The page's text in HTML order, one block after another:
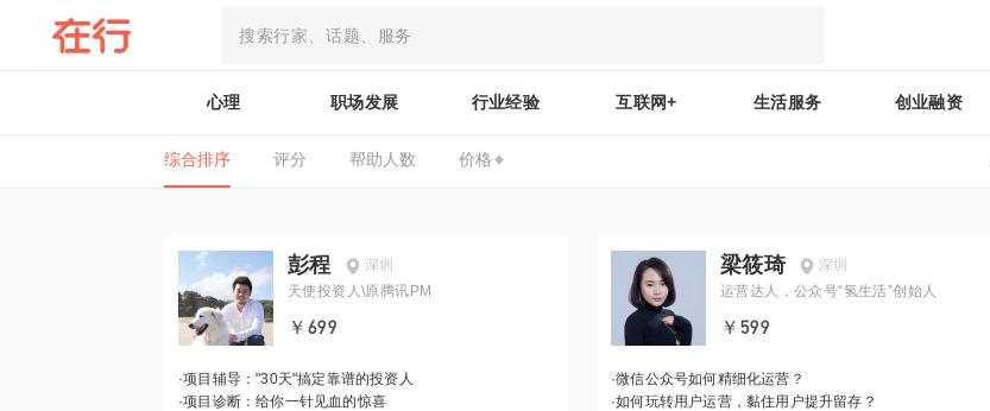
心理 职场发展 行业经验 互联网+ 生活服务 创业融资
综合排序 评分 帮助人数 价格
彭程
深圳
天使投资人\原腾讯PM
￥699
·项目辅导："30天"搞定靠谱的投资人
·项目诊断：给你一针见血的惊喜
梁筱琦
深圳
运营达人，公众号“氢生活”创始人
￥599
·微信公众号如何精细化运营？
·如何玩转用户运营，黏住用户提升留存？